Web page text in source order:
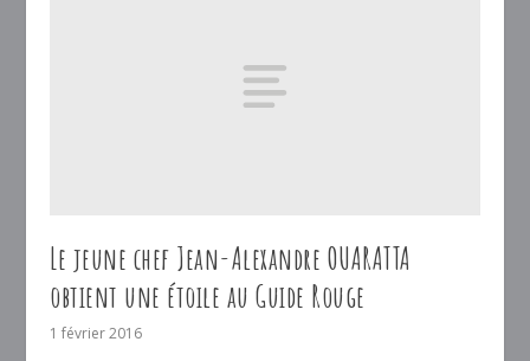
Le jeune chef Jean-Alexandre OUARATTA
obtient une étoile au Guide Rouge
1 février 2016